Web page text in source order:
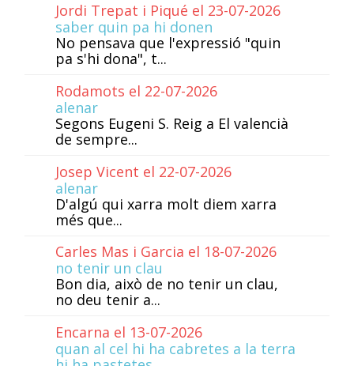
Jordi Trepat i Piqué el 23-07-2026
saber quin pa hi donen
No pensava que l'expressió "quin
pa s'hi dona", t...
Rodamots el 22-07-2026
alenar
Segons Eugeni S. Reig a El valencià
de sempre...
Josep Vicent el 22-07-2026
alenar
D'algú qui xarra molt diem xarra
més que...
Carles Mas i Garcia el 18-07-2026
no tenir un clau
Bon dia, això de no tenir un clau,
no deu tenir a...
Encarna el 13-07-2026
quan al cel hi ha cabretes a la terra